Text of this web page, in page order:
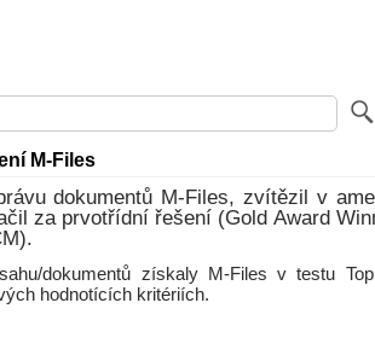
M-Files
dokumentů M-Files, zvítězil v
za prvotřídní řešení (Gold Award
dokumentů získaly M-Files v testu
hodnotících kritériích.